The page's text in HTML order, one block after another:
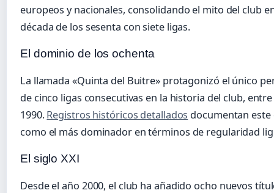
europeos y nacionales, consolidando el mito del club
década de los sesenta con siete ligas.
El dominio de los ochenta
La llamada «Quinta del Buitre» protagonizó el único
de cinco ligas consecutivas en la historia del club, entre
1990.Registros históricos detallados documentan este
como el más dominador en términos de regularidad
El siglo XXI
Desde el año 2000, el club ha añadido ocho nuevos